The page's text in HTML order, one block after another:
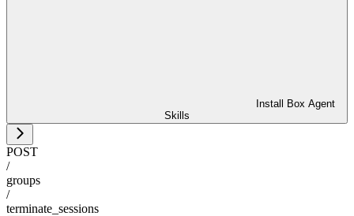
Install Box Agent
Skills
POST
/
groups
/
terminate_sessions